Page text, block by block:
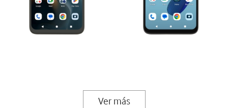
Ver más